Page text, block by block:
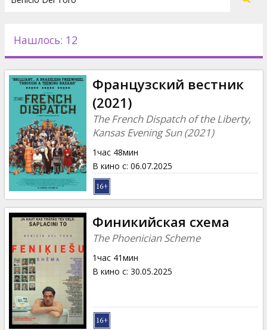
Новости
Подарки
Кинозакуски
B2B
Клуб
Нашлось: 12
Французский вестник
(2021)
The French Dispatch of the Liberty,
Kansas Evening Sun (2021)
1час 48мин
В кино с: 06.07.2025
Финикийская схема
The Phoenician Scheme
1час 41мин
В кино с: 30.05.2025